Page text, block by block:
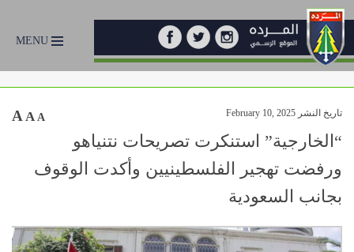
MENU
تاريخ النشر February 10, 2025 A A A
“الخارجية” استنكرت تصريحات نتنياهو
ورفضت تهجير الفلسطينيين وأكدت الوقوف
بجانب السعودية